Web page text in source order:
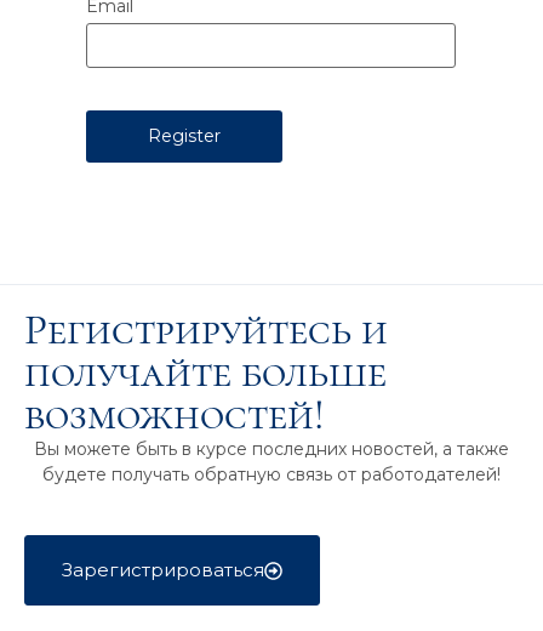
Email
Регистрируйтесь и
получайте больше
возможностей!
Вы можете быть в курсе последних новостей, а также
будете получать обратную связь от работодателей!
Зарегистрироваться